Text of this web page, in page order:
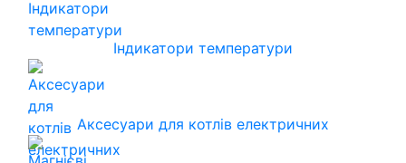
Індикатори температури
Аксесуари для котлів електричних